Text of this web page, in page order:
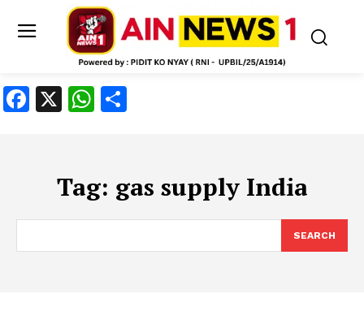
Facebook
X WhatsApp
Tag: gas supply India
SEARCH